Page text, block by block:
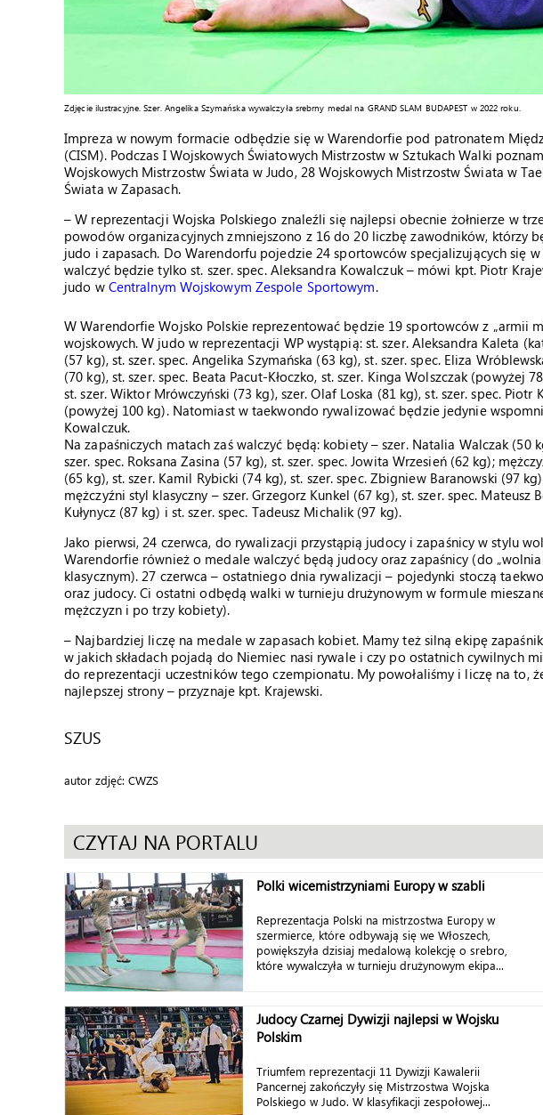
Zdjęcie ilustracyjne. Szer. Angelika Szymańska wywalczyła srebrny medal na GRAND SLAM BUDAPEST w 2022 roku.
Impreza w nowym formacie odbędzie się w Warendorfie pod patronatem
(CISM). Podczas I Wojskowych Światowych Mistrzostw w Sztukach Walki
Wojskowych Mistrzostw Świata w Judo, 28 Wojskowych Mistrzostw Świata w
Świata w Zapasach.
– W reprezentacji Wojska Polskiego znaleźli się najlepsi obecnie żołnierze w
powodów organizacyjnych zmniejszono z 16 do 20 liczbę zawodników, którzy
judo i zapasach. Do Warendorfu pojedzie 24 sportowców specjalizujących się
walczyć będzie tylko st. szer. spec. Aleksandra Kowalczuk – mówi kpt. Piotr
judo w Centralnym Wojskowym Zespole Sportowym.
W Warendorfie Wojsko Polskie reprezentować będzie 19 sportowców z „armii
wojskowych. W judo w reprezentacji WP wystąpią: st. szer. Aleksandra Kaleta
(57 kg), st. szer. spec. Angelika Szymańska (63 kg), st. szer. spec. Eliza
(70 kg), st. szer. spec. Beata Pacut-Kłoczko, st. szer. Kinga Wolszczak (powyżej
st. szer. Wiktor Mrówczyński (73 kg), szer. Olaf Loska (81 kg), st. szer. spec. Piotr
(powyżej 100 kg). Natomiast w taekwondo rywalizować będzie jedynie
Kowalczuk.
Na zapaśniczych matach zaś walczyć będą: kobiety – szer. Natalia Walczak (50
szer. spec. Roksana Zasina (57 kg), st. szer. spec. Jowita Wrzesień (62 kg);
(65 kg), st. szer. Kamil Rybicki (74 kg), st. szer. spec. Zbigniew Baranowski (97
mężczyźni styl klasyczny – szer. Grzegorz Kunkel (67 kg), st. szer. spec. Mateusz
Kułynycz (87 kg) i st. szer. spec. Tadeusz Michalik (97 kg).
Jako pierwsi, 24 czerwca, do rywalizacji przystąpią judocy i zapaśnicy w stylu
Warendorfie również o medale walczyć będą judocy oraz zapaśnicy (do
klasycznym). 27 czerwca – ostatniego dnia rywalizacji – pojedynki stoczą
oraz judocy. Ci ostatni odbędą walki w turnieju drużynowym w formule
mężczyzn i po trzy kobiety).
– Najbardziej liczę na medale w zapasach kobiet. Mamy też silną ekipę
w jakich składach pojadą do Niemiec nasi rywale i czy po ostatnich cywilnych
do reprezentacji uczestników tego czempionatu. My powołaliśmy i liczę na to,
najlepszej strony – przyznaje kpt. Krajewski.
SZUS
autor zdjęć: CWZS
CZYTAJ NA PORTALU
Polki wicemistrzyniami Europy w szabli
Reprezentacja Polski na mistrzostwa Europy w
szermierce, które odbywają się we Włoszech,
powiększyła dzisiaj medalową kolekcję o srebro,
które wywalczyła w turnieju drużynowym ekipa...
Judocy Czarnej Dywizji najlepsi w Wojsku
Polskim
Triumfem reprezentacji 11 Dywizji Kawalerii
Pancernej zakończyły się Mistrzostwa Wojska
Polskiego w Judo. W klasyfikacji zespołowej...